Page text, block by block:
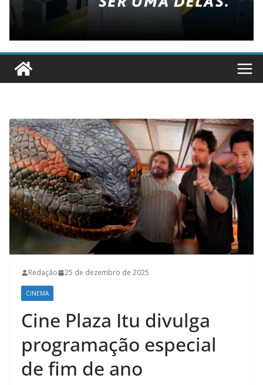
Redação 25 de dezembro de 2025
CINEMA
Cine Plaza Itu divulga
programação especial
de fim de ano